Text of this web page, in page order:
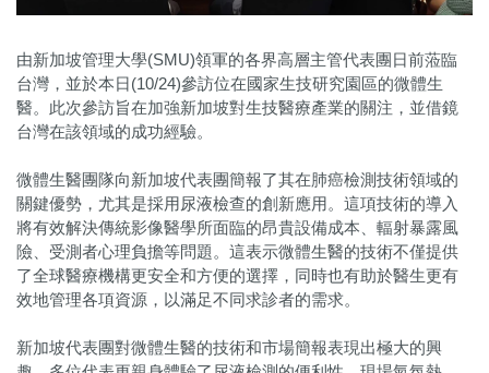
由新加坡管理大學(SMU)領軍的各界高層主管代表團日前蒞臨
台灣，並於本日(10/24)參訪位在國家生技研究園區的微體生
醫。此次參訪旨在加強新加坡對生技醫療產業的關注，並借鏡
台灣在該領域的成功經驗。
微體生醫團隊向新加坡代表團簡報了其在肺癌檢測技術領域的
關鍵優勢，尤其是採用尿液檢查的創新應用。這項技術的導入
將有效解決傳統影像醫學所面臨的昂貴設備成本、輻射暴露風
險、受測者心理負擔等問題。這表示微體生醫的技術不僅提供
了全球醫療機構更安全和方便的選擇，同時也有助於醫生更有
效地管理各項資源，以滿足不同求診者的需求。
新加坡代表團對微體生醫的技術和市場簡報表現出極大的興